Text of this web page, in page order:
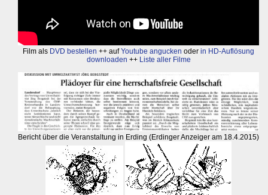
Film als DVD bestellen ++ aufYoutube angucken oderin HD-Auflösung
downloaden ++ Liste aller Filme
Bericht über die Veranstaltung in Erding (Erdinger Anzeiger am 18.4.2015)